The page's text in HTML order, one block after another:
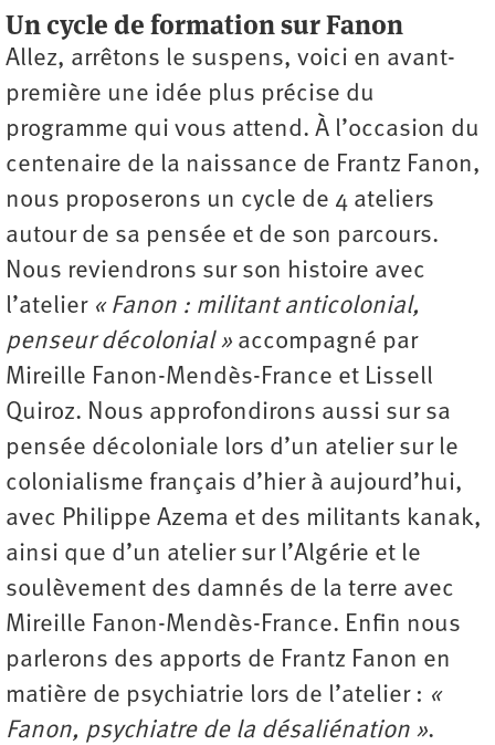
Un cycle de formation sur Fanon
Allez, arrêtons le suspens, voici en avant-
première une idée plus précise du
programme qui vous attend. À l’occasion du
centenaire de la naissance de Frantz Fanon,
nous proposerons un cycle de 4 ateliers
autour de sa pensée et de son parcours.
Nous reviendrons sur son histoire avec
l’atelier« Fanon : militant anticolonial,
penseur décolonial » accompagné par
Mireille Fanon-Mendès-France et Lissell
Quiroz. Nous approfondirons aussi sur sa
pensée décoloniale lors d’un atelier sur le
colonialisme français d’hier à aujourd’hui,
avec Philippe Azema et des militants kanak,
ainsi que d’un atelier sur l’Algérie et le
soulèvement des damnés de la terre avec
Mireille Fanon-Mendès-France. Enfin nous
parlerons des apports de Frantz Fanon en
matière de psychiatrie lors de l’atelier : «
Fanon, psychiatre de la désaliénation ».